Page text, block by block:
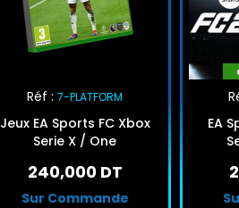
Réf : 7-PLATFORM
Jeux EA Sports FC Xbox
Serie X / One
240,000 DT
Sur Commande
EA